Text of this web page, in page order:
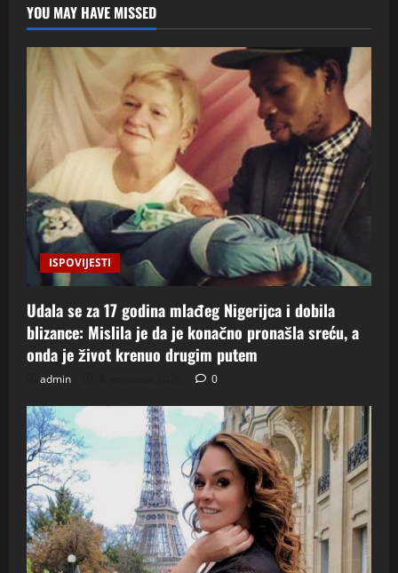
YOU MAY HAVE MISSED
ISPOVIJESTI
Udala se za 17 godina mlađeg Nigerijca i dobila
blizance: Mislila je da je konačno pronašla sreću, a
onda je život krenuo drugim putem
admin 0